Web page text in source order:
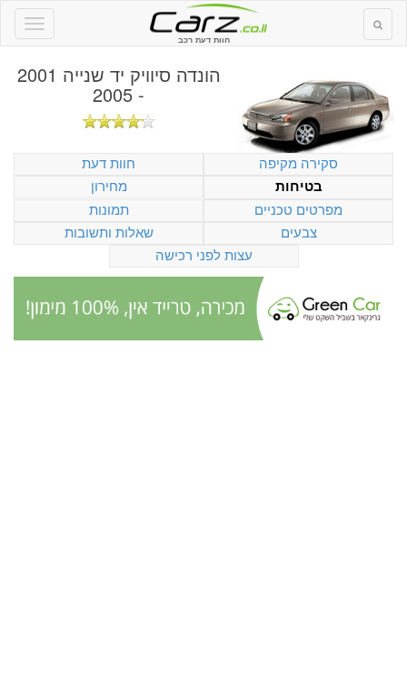
חוות דעת רכב
הונדה סיוויק יד שנייה 2001
- 2005
סקירה מקיפה
חוות דעת
בטיחות
מחירון
מפרטים טכניים
תמונות
צבעים
שאלות ותשובות
עצות לפני רכישה